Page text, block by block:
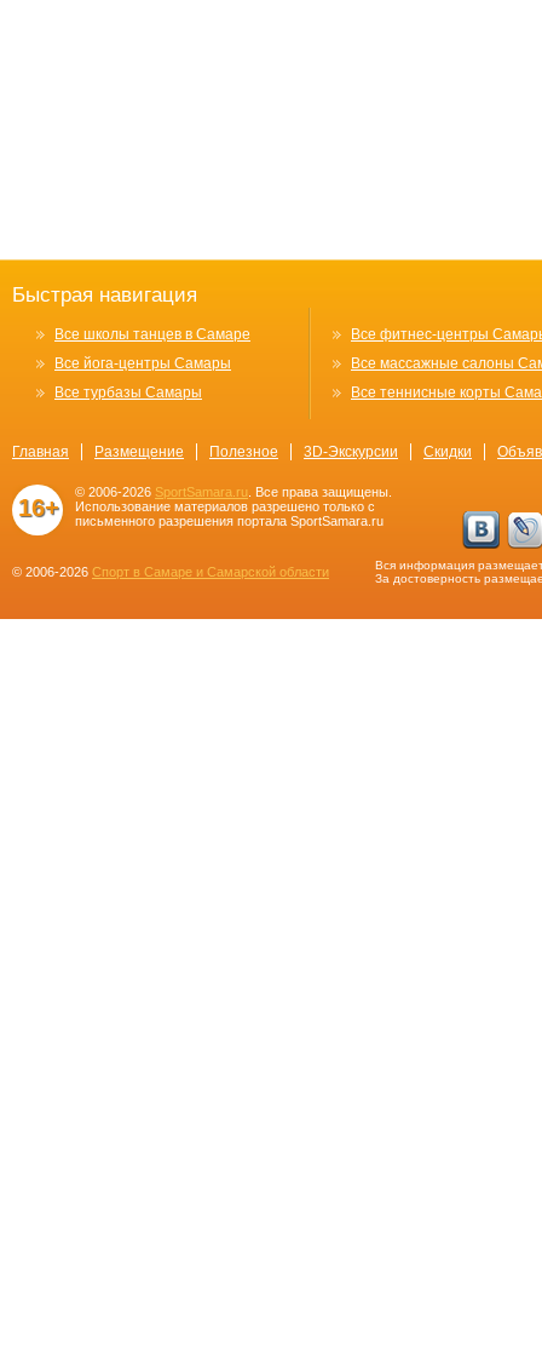
Быстрая навигация
Все школы танцев в Самаре
Все йога-центры Самары
Все турбазы Самары
Все фитнес-центры
Все массажные салоны
Все теннисные корты
Главная Размещение Полезное 3D-Экскурсии Скидки
16+
© 2006-2026 SportSamara.ru . Все права защищены.
Использование материалов разрешено только с
письменного разрешения портала SportSamara.ru
© 2006-2026 Спорт в Самаре и Самарской области
Вся информация
За достоверность